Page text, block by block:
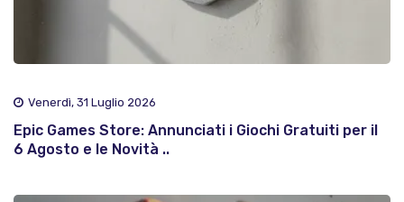
Venerdì, 31 Luglio 2026
Epic Games Store: Annunciati i Giochi Gratuiti per il
6 Agosto e le Novità ..